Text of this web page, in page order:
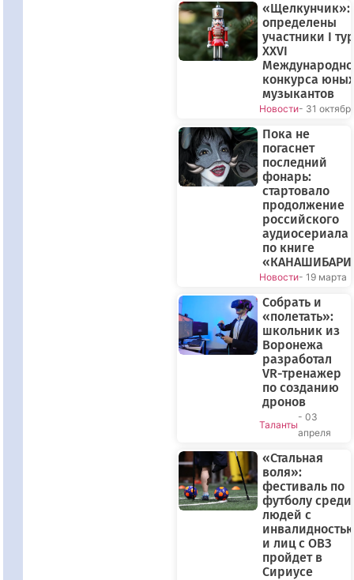
«Щелкунчик»:
определены
участники I
XXVI
конкурса юных
музыкантов
Новости- 31
Пока не
погаснет
последний
фонарь:
стартовало
продолжение
российского
аудиосериала
по книге
Новости- 19 марта
Собрать и
«полетать»:
школьник из
Воронежа
разработал
VR-тренажер
по созданию
дронов
Таланты
- 03
апреля
«Стальная
воля»:
фестиваль по
футболу среди
людей с
и лиц с ОВЗ
пройдет в
Сириусе